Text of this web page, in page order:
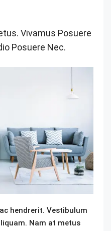
Vivamus Posuere
Posuere Nec.
hendrerit. Vestibulum
Nam at metus